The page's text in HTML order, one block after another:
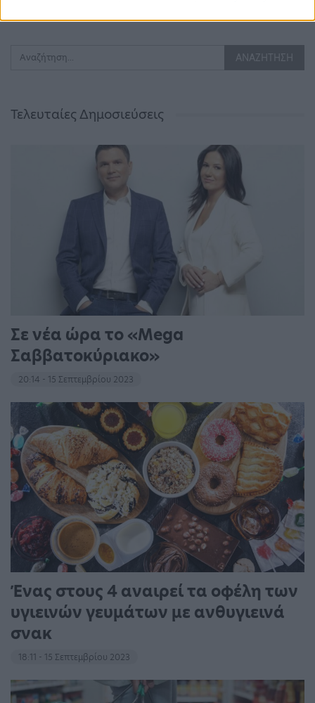
Τελευταίες Δημοσιεύσεις
Σε νέα ώρα το «Mega
Σαββατοκύριακο»
20:14 - 15 Σεπτεμβρίου 2023
Ένας στους 4 αναιρεί τα οφέλη των
υγιεινών γευμάτων με ανθυγιεινά
σνακ
18:11 - 15 Σεπτεμβρίου 2023